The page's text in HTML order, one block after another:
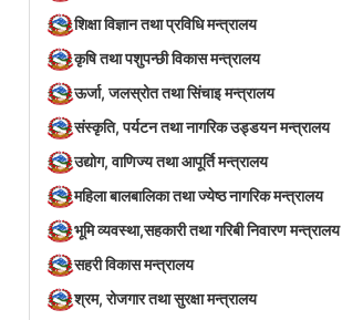
शिक्षा विज्ञान तथा प्रविधि मन्त्रालय
कृषि तथा पशुपन्छी विकास मन्त्रालय
ऊर्जा, जलस्रोत तथा सिंचाइ मन्त्रालय
संस्कृति, पर्यटन तथा नागरिक उड्डयन मन्त्रालय
उद्योग, वाणिज्य तथा आपूर्ति मन्त्रालय
महिला बालबालिका तथा ज्येष्ठ नागरिक मन्त्रालय
भूमि व्यवस्था,सहकारी तथा गरिबी निवारण मन्त्रालय
सहरी विकास मन्त्रालय
श्रम, रोजगार तथा सुरक्षा मन्त्रालय